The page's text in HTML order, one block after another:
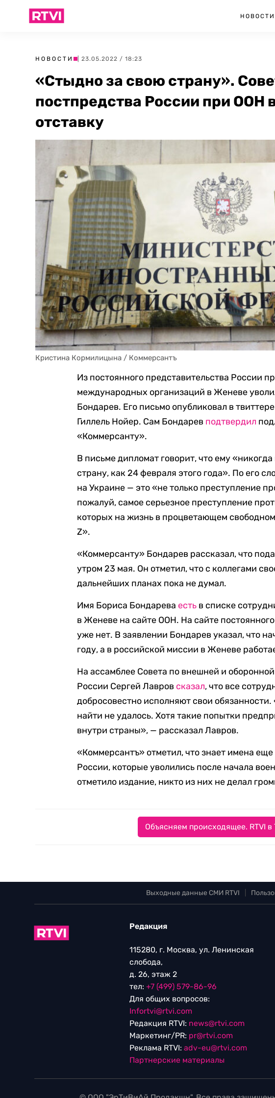
НОВОСТИ
НОВОСТИ | 23.05.2022 / 18:23
«Стыдно за свою страну».
постпредства России при ООН
отставку
Кристина Кормилицына / Коммерсантъ
Из постоянного представительства России
международных организаций в Женеве
Бондарев. Его письмо опубликовал в твиттере
Гиллель Нойер. Сам Бондарев подтвердил
«Коммерсанту».
В письме дипломат говорит, что ему
страну, как 24 февраля этого года». По его
на Украине — это «не только преступление
пожалуй, самое серьезное преступление
которых на жизнь в процветающем
Z».
«Коммерсанту» Бондарев рассказал, что
утром 23 мая. Он отметил, что с коллегами
дальнейших планах пока не думал.
Имя Бориса Бондарева есть в списке
в Женеве на сайте ООН. На сайте
уже нет. В заявлении Бондарев указал, что
году, а в российской миссии в Женеве
На ассамблее Совета по внешней и
России Сергей Лавров сказал, что все
добросовестно исполняют свои
найти не удалось. Хотя такие попытки
внутри страны», — рассказал Лавров.
«Коммерсантъ» отметил, что знает имена
России, которые уволились после начала
отметило издание, никто из них не делал
Объясняем происходящее. RTVI в
Выходные данные СМИ RTVI
Редакция
115280, г. Москва, ул. Ленинская
слобода,
д. 26, этаж 2
тел: +7 (499) 579-86-96
Для общих вопросов:
Infortvi@rtvi.com
Редакция RTVI: news@rtvi.com
Маркетинг/PR: pr@rtvi.com
Реклама RTVI: adv-eu@rtvi.com
Партнерские материалы